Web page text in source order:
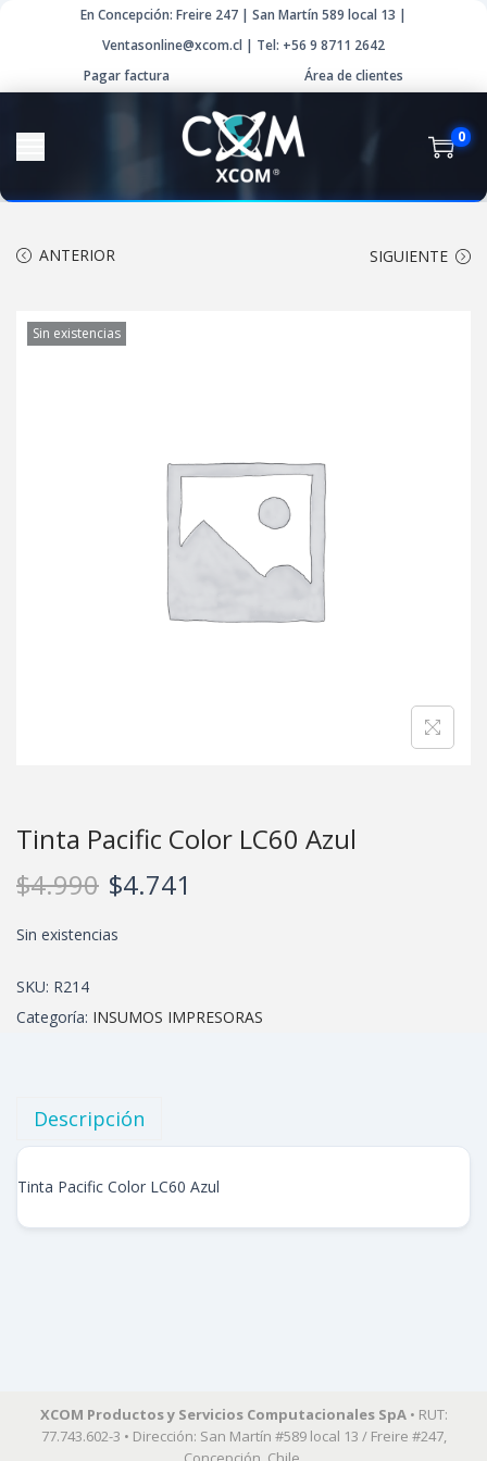
En Concepción: Freire 247 | San Martín 589 local 13 |
Ventasonline@xcom.cl | Tel: +56 9 8711 2642
Pagar factura
Área de clientes
0
ANTERIOR SIGUIENTE
Sin existencias
Tinta Pacific Color LC60 Azul
$4.990 $4.741
Sin existencias
SKU: R214
Categoría: INSUMOS IMPRESORAS
Descripción
Tinta Pacific Color LC60 Azul
XCOM Productos y Servicios Computacionales SpA• RUT:
77.743.602-3 • Dirección: San Martín #589 local 13 / Freire #247,